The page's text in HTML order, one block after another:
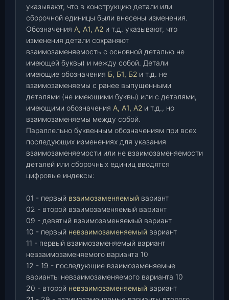
указывают, что в конструкцию детали или
сборочной единицы были внесены изменения.
Обозначения А, А1, А2 и т.д. указывают, что
изменения детали сохраняют
взаимозаменяемость с основной деталью не
имеющей буквы) и между собой. Детали
имеющие обозначения Б, Б1, Б2 и т.д. не
взаимозаменяемы с ранее выпущенными
деталями (не имеющими буквы) или с деталями,
имеющими обозначения А, А1, А2 и т.д., но
взаимозаменяемы между собой.
Параллельно буквенным обозначениям при всех
последующих изменениях для указания
взаимозаменяемости или не взаимозаменяемости
деталей или сборочных единиц вводятся
цифровые индексы:
01 - первый взаимозаменяемый вариант
02 - второй взаимозаменяемый вариант
09 - девятый взаимозаменяемый вариант
10 - первый невзаимозаменяемый вариант
11 - первый взаимозаменяемый вариант
невзаимозаменяемого варианта 10
12 - 19 - последующие взаимозаменяемые
варианты невзаимозаменяемого варианта 10
20 - второй невзаимозаменяемый вариант